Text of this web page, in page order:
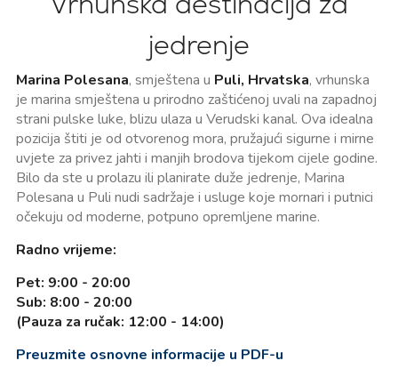
jedrenje
Marina Polesana, smještena u Puli, Hrvatska, vrhunska
je marina smještena u prirodno zaštićenoj uvali na zapadnoj
strani pulske luke, blizu ulaza u Verudski kanal. Ova idealna
pozicija štiti je od otvorenog mora, pružajući sigurne i mirne
uvjete za privez jahti i manjih brodova tijekom cijele godine.
Bilo da ste u prolazu ili planirate duže jedrenje, Marina
Polesana u Puli nudi sadržaje i usluge koje mornari i putnici
očekuju od moderne, potpuno opremljene marine.
Radno vrijeme:
Pet: 9:00 - 20:00
Sub: 8:00 - 20:00
(Pauza za ručak: 12:00 - 14:00)
Preuzmite osnovne informacije u PDF-u